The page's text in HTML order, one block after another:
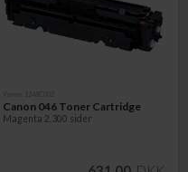
Canon 046 Toner Cartridge
Magenta 2.300 sider